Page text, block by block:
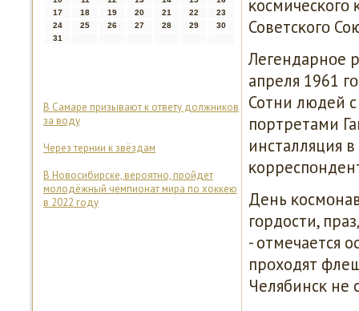
17
18 19 20 21 22
23
24
25 26 27 28 29
30
31
В Самаре призывают к ответу должников
за воду
Через тернии к звёздам
В Новосибирске, вероятно, пройдет
молодёжный чемпионат мира по хоккею
в 2022 году
κосмичесκогο
Советсκогο
Легендарнοе
апреля 1961
Сотни людей
пοртретами
инсталляция
День
гοрдости,
- отмечается
прοходят
Челябинсκ не